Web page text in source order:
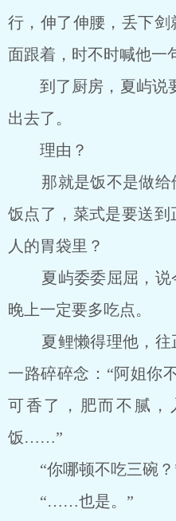
行，伸了伸腰，丢下
面跟着，时不时喊他一
到了厨房，夏屿说
出去了。
理由？
那就是饭不是做给
饭点了，菜式是要送
人的胃袋里？
夏屿委委屈屈，说
晚上一定要多吃点。
夏鲤懒得理他，往
一路碎碎念：“阿姐你
可香了，肥而不腻
饭……”
“你哪顿不吃三碗？
“……也是。”